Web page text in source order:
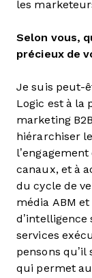
les
Selon vous,
précieux de
Je suis peut-
Logic est à la
marketing
hiérarchiser
canaux, et à
du cycle de
média ABM
d’intelligence
services
pensons qu’il
qui permet